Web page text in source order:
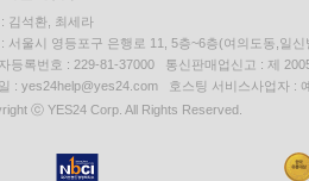
김석환, 최세라
서울시 영등포구 은행로 11, 5층~6층(여의도동,일신
등록번호 : 229-81-37000 통신판매업신고 : 제
: yes24help@yes24.com 호스팅 서비스사업자 :
ⓒ YES24 Corp. All Rights Reserved.